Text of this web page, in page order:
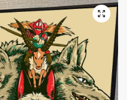
🔍